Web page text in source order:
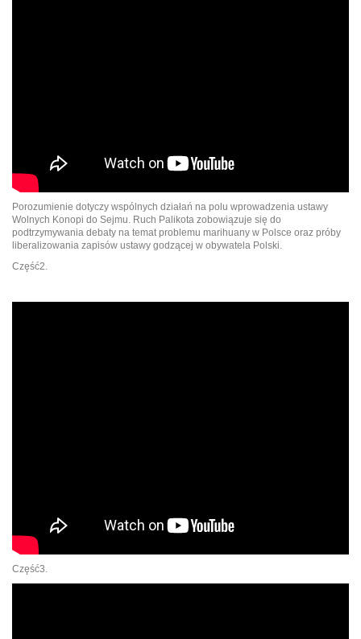
Porozumienie dotyczy wspólnych działań na polu wprowadzenia ustawy
Wolnych Konopi do Sejmu. Ruch Palikota zobowiązuje się do
podtrzymywania debaty na temat problemu marihuany w Polsce oraz próby
liberalizowania zapisów ustawy godzącej w obywatela Polski.
Część2.
Część3.